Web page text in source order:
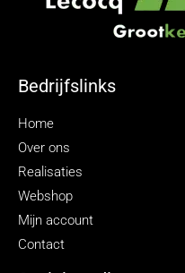
Bedrijfslinks
Home
Over ons
Realisaties
Webshop
Mijn account
Contact